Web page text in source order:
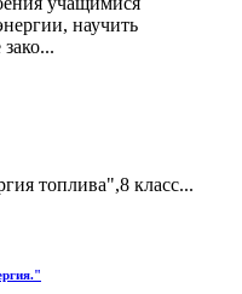
научить
топлива",8 класс...